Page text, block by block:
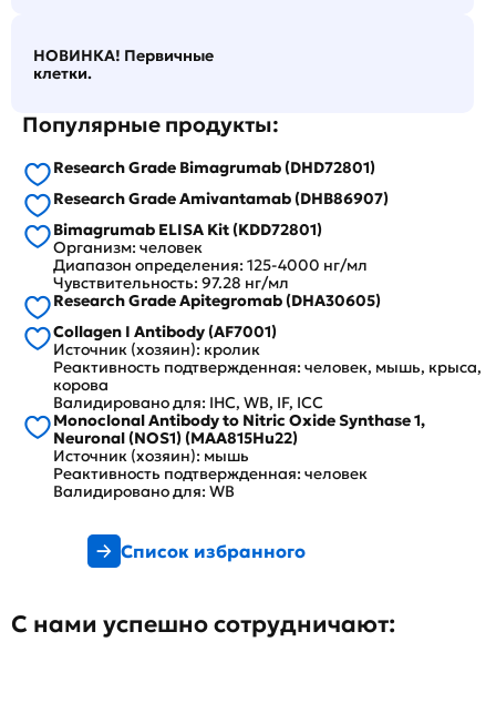
НОВИНКА! Первичные
клетки.
Популярные продукты:
Research Grade Bimagrumab (DHD72801)
Research Grade Amivantamab (DHB86907)
Bimagrumab ELISA Kit (KDD72801)
Организм: человек
Диапазон определения: 125-4000 нг/мл
Чувствительность: 97.28 нг/мл
Research Grade Apitegromab (DHA30605)
Collagen I Antibody (AF7001)
Источник (хозяин): кролик
Реактивность подтвержденная: человек, мышь, крыса,
корова
Валидировано для: IHC, WB, IF, ICC
Monoclonal Antibody to Nitric Oxide Synthase 1,
Neuronal (NOS1) (MAA815Hu22)
Источник (хозяин): мышь
Реактивность подтвержденная: человек
Валидировано для: WB
Список избранного
С нами успешно сотрудничают: